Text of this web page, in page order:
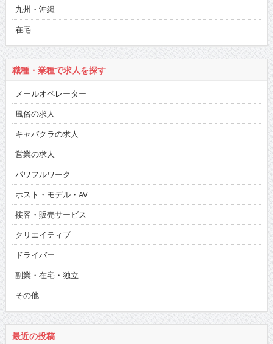
九州・沖縄
在宅
職種・業種で求人を探す
メールオペレーター
風俗の求人
キャバクラの求人
営業の求人
パワフルワーク
ホスト・モデル・AV
接客・販売サービス
クリエイティブ
ドライバー
副業・在宅・独立
その他
最近の投稿